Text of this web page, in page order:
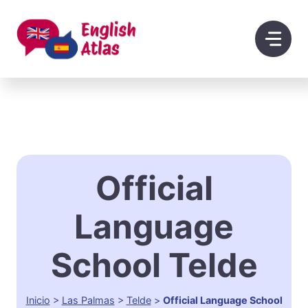
contenido
Official
Language
School Telde
Inicio > Las Palmas > Telde> Official Language School